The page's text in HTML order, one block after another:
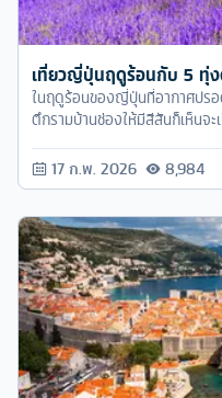
เที่ยวญี่ปุ่นฤดูร้อนกับ 5 ทุ่ง
ในฤดูร้อนของญี่ปุ่นที่อากาศปร
ตึกรามบ้านช่องให้มีสีสันก็เห็นจ
17 ก.พ. 2026 8,984